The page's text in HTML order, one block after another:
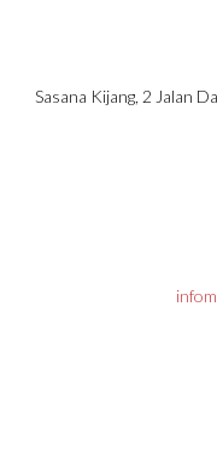
Sasana Kijang, 2 Jalan